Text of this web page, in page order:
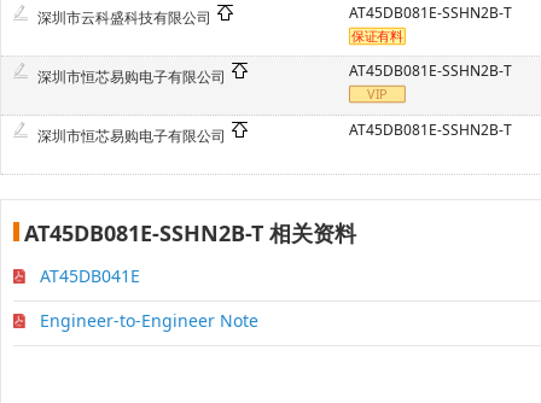
深圳市云科盛科技有限公司 AT45DB081E-SSHN2B-T
深圳市恒芯易购电子有限公司 AT45DB081E-SSHN2B-T
深圳市恒芯易购电子有限公司 AT45DB081E-SSHN2B-T
AT45DB081E-SSHN2B-T 相关资料
AT45DB041E
Engineer-to-Engineer Note